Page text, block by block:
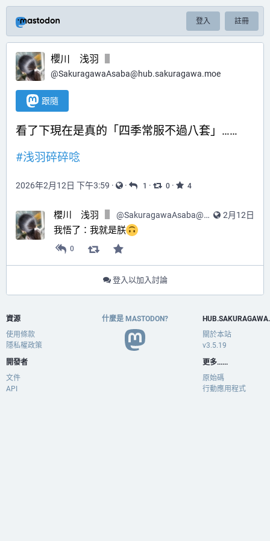
登入 註冊
櫻川 浅羽
@SakuragawaAsaba@hub.sakuragawa.moe
跟隨
看了下現在是真的「四季常服不過八套」……
#浅羽碎碎唸
2026年2月12日 下午3:59 · · 1 · 0 · 4
2月12日
櫻川 浅羽 @SakuragawaAsaba@hub.sakuragawa.moe
我悟了：我就是朕
0
登入以加入討論
資源
使用條款
隱私權政策
開發者
文件
API
什麼是 MASTODON?
關於本站
v3.5.19
更多......
原始碼
行動應用程式